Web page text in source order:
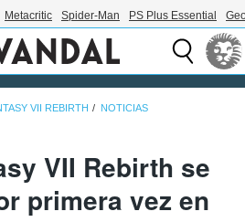
Metacritic Spider-Man PS Plus Essential
VII REBIRTH NOTICIAS
VII Rebirth se
primera vez en